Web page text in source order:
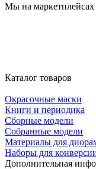
Мы на маркетплейсах
Каталог товаров
Окрасочные маски
Книги и периодика
Сборные модели
Собранные модели
Материалы для
Наборы для
Дополнительная